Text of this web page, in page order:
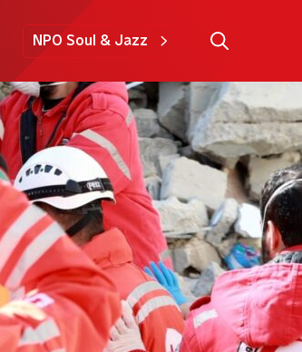
NPO Soul & Jazz